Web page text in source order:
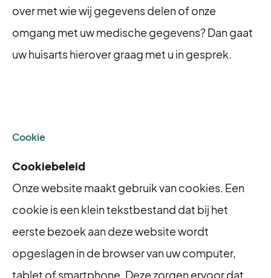
over met wie wij gegevens delen of onze
omgang met uw medische gegevens? Dan gaat
uw huisarts hierover graag met u in gesprek.
Cookie
Cookiebeleid
Onze website maakt gebruik van cookies. Een
cookie is een klein tekstbestand dat bij het
eerste bezoek aan deze website wordt
opgeslagen in de browser van uw computer,
tablet of smartphone. Deze zorgen ervoor dat